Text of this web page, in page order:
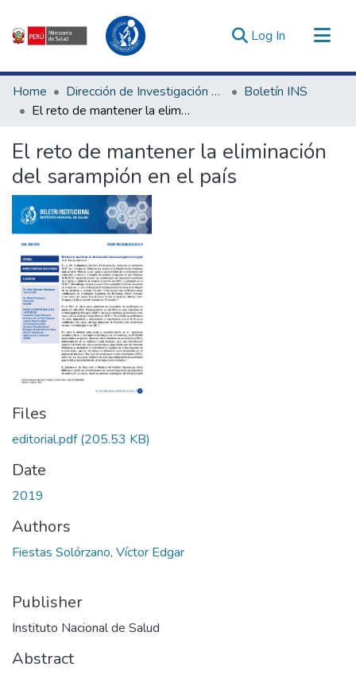
Log In (current)
Communities & Collections
All of DSpace
Estadísticas Externas
Enlaces de interés ▾
Home Dirección de Investigación e Innovación en Salud
Boletín INS
El reto de mantener la eliminación del sarampión en el país
El reto de mantener la eliminación
del sarampión en el país
Files
editorial.pdf(205.53 KB)
Date
2019
Authors
Fiestas Solórzano, Víctor Edgar
Publisher
Instituto Nacional de Salud
Abstract